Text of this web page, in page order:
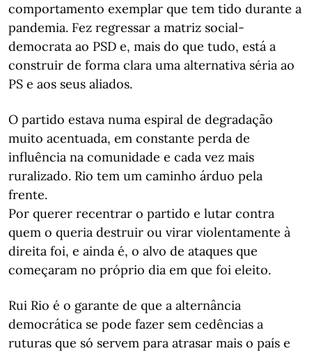
comportamento exemplar que tem tido durante a
pandemia. Fez regressar a matriz social-
democrata ao PSD e, mais do que tudo, está a
construir de forma clara uma alternativa séria ao
PS e aos seus aliados.
O partido estava numa espiral de degradação
muito acentuada, em constante perda de
influência na comunidade e cada vez mais
ruralizado. Rio tem um caminho árduo pela
frente.
Por querer recentrar o partido e lutar contra
quem o queria destruir ou virar violentamente à
direita foi, e ainda é, o alvo de ataques que
começaram no próprio dia em que foi eleito.
Rui Rio é o garante de que a alternância
democrática se pode fazer sem cedências a
ruturas que só servem para atrasar mais o país e